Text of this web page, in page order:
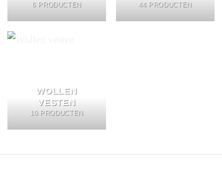
6 PRODUCTEN 44 PRODUCTEN
WOLLEN
VESTEN
10 PRODUCTEN